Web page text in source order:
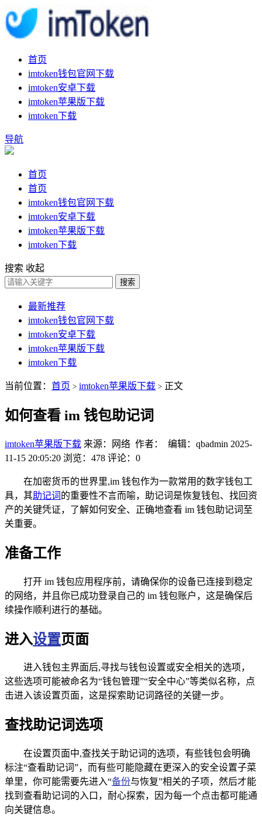
首页
imtoken钱包官网下载
imtoken安卓下载
imtoken苹果版下载
imtoken下载
导航
首页
首页
imtoken钱包官网下载
imtoken安卓下载
imtoken苹果版下载
imtoken下载
搜索 收起
搜索
最新推荐
imtoken钱包官网下载
imtoken安卓下载
imtoken苹果版下载
imtoken下载
当前位置： 首页 > imtoken苹果版下载 > 正文
如何查看 im 钱包助记词
imtoken苹果版下载 来源：网络 作者： 编辑：qbadmin 2025-
11-15 20:05:20 浏览：478 评论：0
在加密货币的世界里,im 钱包作为一款常用的数字钱包工
具，其助记词 的重要性不言而喻，助记词是恢复钱包、找回资
产的关键凭证，了解如何安全、正确地查看 im 钱包助记词至
关重要。
准备工作
打开 im 钱包应用程序前，请确保你的设备已连接到稳定
的网络，并且你已成功登录自己的 im 钱包账户，这是确保后
续操作顺利进行的基础。
进入设置页面
进入钱包主界面后,寻找与钱包设置或安全相关的选项，
这些选项可能被命名为“钱包管理”“安全中心”等类似名称，点
击进入该设置页面，这是探索助记词路径的关键一步。
查找助记词选项
在设置页面中,查找关于助记词的选项，有些钱包会明确
标注“查看助记词”，而有些可能隐藏在更深入的安全设置子菜
单里，你可能需要先进入“备份与恢复”相关的子项，然后才能
找到查看助记词的入口，耐心探索，因为每一个点击都可能通
向关键信息。